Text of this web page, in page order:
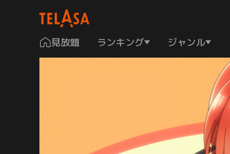
見放題 ランキング ジャンル